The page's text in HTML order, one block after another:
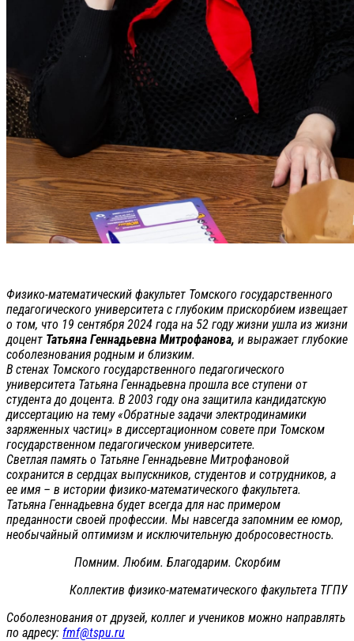
Физико-математический факультет Томского государственного
педагогического университета с глубоким прискорбием извещает
о том, что 19 сентября 2024 года на 52 году жизни ушла из жизни
доцент Татьяна Геннадьевна Митрофанова, и выражает глубокие
соболезнования родным и близким.
В стенах Томского государственного педагогического
университета Татьяна Геннадьевна прошла все ступени от
студента до доцента. В 2003 году она защитила кандидатскую
диссертацию на тему «Обратные задачи электродинамики
заряженных частиц» в диссертационном совете при Томском
государственном педагогическом университете.
Светлая память о Татьяне Геннадьевне Митрофановой
сохранится в сердцах выпускников, студентов и сотрудников, а
ее имя – в истории физико-математического факультета.
Татьяна Геннадьевна будет всегда для нас примером
преданности своей профессии. Мы навсегда запомним ее юмор,
необычайный оптимизм и исключительную добросовестность.
Помним. Любим. Благодарим. Скорбим
Коллектив физико-математического факультета ТГПУ
Соболезнования от друзей, коллег и учеников можно направлять
по адресу: fmf@tspu.ru